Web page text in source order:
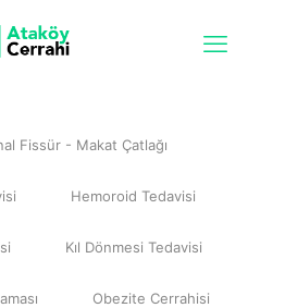
Fissür - Makat Çatlağı
Hemoroid Tedavisi
Kıl Dönmesi Tedavisi
Obezite Cerrahisi